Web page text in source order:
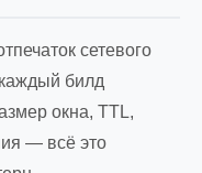
сетевого
билд
окна, TTL,
— всё это